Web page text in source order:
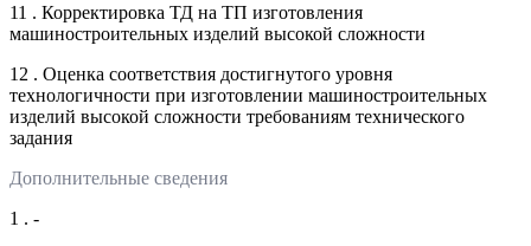
11 . Корректировка ТД на ТП изготовления
машиностроительных изделий высокой сложности
12 . Оценка соответствия достигнутого уровня
технологичности при изготовлении машиностроительных
изделий высокой сложности требованиям технического
задания
Дополнительные сведения
1 . -